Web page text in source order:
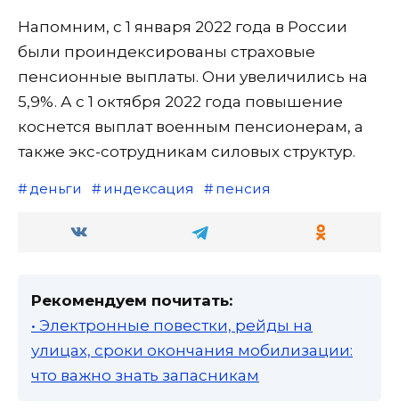
Напомним, с 1 января 2022 года в России
были проиндексированы страховые
пенсионные выплаты. Они увеличились на
5,9%. А с 1 октября 2022 года повышение
коснется выплат военным пенсионерам, а
также экс-сотрудникам силовых структур.
деньги индексация пенсия
Рекомендуем почитать:
• Электронные повестки, рейды на
улицах, сроки окончания мобилизации:
что важно знать запасникам